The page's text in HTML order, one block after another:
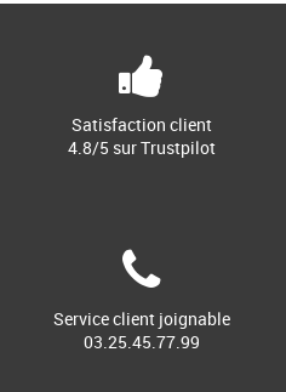
Satisfaction client
4.8/5 sur Trustpilot
Service client joignable
03.25.45.77.99